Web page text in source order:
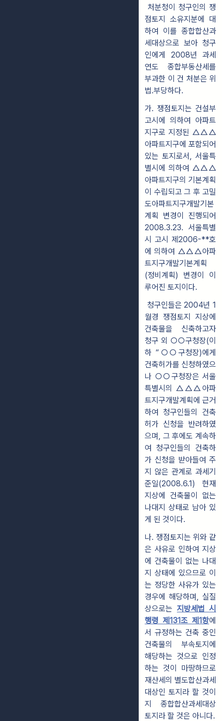
처분청이 청구인의 쟁
점토지 소유지분에 대
하여 이를 종합합산과
세대상으로 보아 청구
인에게 2008년 과세
연도 종합부동산세를
부과한 이 건 처분은 위
법․부당하다.
가. 쟁점토지는 건설부
고시에 의하여 아파트
지구로 지정된 △△△
아파트지구에 포함되어
있는 토지로서, 서울특
별시에 의하여 △△△
아파트지구의 기본계획
이 수립되고 그 후 고밀
도아파트지구개발기본
계획 변경이 진행되어
2008.3.23. 서울특별
시 고시 제2006-**호
에 의하여 △△△아파
트지구개발기본계획
(정비계획) 변경이 이
루어진 토지이다.
청구인들은 2004년 1
월경 쟁점토지 지상에
건축물을 신축하고자
청구 외 ○○구청장(이
하 “ ○○ 구청장)에게
건축허가를 신청하였으
나 ○○ 구청장은 서울
특별시의 △△△아파
트지구개발계획에 근거
하여 청구인들의 건축
허가 신청을 반려하였
으며, 그 후에도 계속하
여 청구인들의 건축하
가 신청을 받아들여 주
지 않은 관계로 과세기
준일(2008.6.1) 현재
지상에 건축물이 없는
나대지 상태로 남아 있
게 된 것이다.
나. 쟁점토지는 위와 같
은 사유로 인하여 지상
에 건축물이 없는 나대
지 상태에 있으므로 이
는 정당한 사유가 있는
경우에 해당하며, 실질
상으로는 지방세법 시
행령 제131조 제1항에
서 규정하는 건축 중인
건축물의 부속토지에
해당하는 것으로 인정
하는 것이 마땅하므로
재산세의 별도합산과세
대상인 토지라 할 것이
지 종합합산과세대상
토지라 할 것은 아니다.